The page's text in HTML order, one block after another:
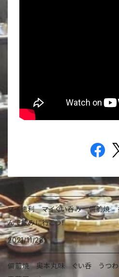
マイ徳利 マイぐい呑み 備前
んで飲みに行こう！
2021/11/28
備前焼 奥本丸味 ぐい呑 うつ